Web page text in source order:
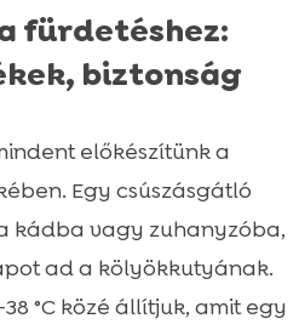
fürdetéshez:
biztonság
előkészítünk a
Egy csúszásgátló
kádba vagy zuhanyzóba,
ad a kölyökkutyának.
°C közé állítjuk, amit egy